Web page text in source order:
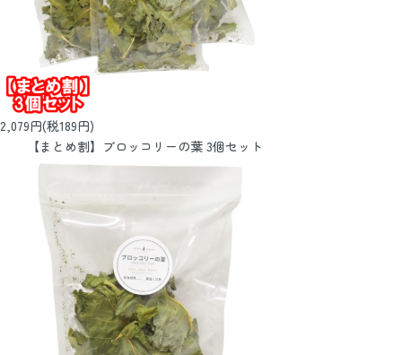
2,079円(税189円)
【まとめ割】ブロッコリーの葉 3個セット